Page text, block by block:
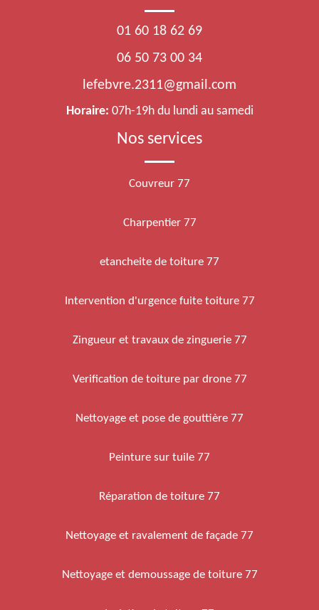
01 60 18 62 69
06 50 73 00 34
lefebvre.2311@gmail.com
Horaire: 07h-19h du lundi au samedi
Nos services
Couvreur 77
Charpentier 77
etancheite de toiture 77
Intervention d'urgence fuite toiture 77
Zingueur et travaux de zinguerie 77
Verification de toiture par drone 77
Nettoyage et pose de gouttière 77
Peinture sur tuile 77
Réparation de toiture 77
Nettoyage et ravalement de façade 77
Nettoyage et demoussage de toiture 77